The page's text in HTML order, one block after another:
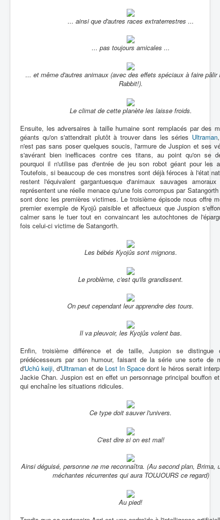
... ainsi que d'autres races extraterrestres ...
... pas toujours amicales ...
... et même d'autres animaux (avec des effets spéciaux à faire pâlir
Rabbit!).
Le climat de cette planète les laisse froids.
Ensuite, les adversaires à taille humaine sont remplacés par des
géants qu'on s'attendrait plutôt à trouver dans les séries Ultraman
n'est pas sans poser quelques soucis, l'armure de Juspion et ses
s'avérant bien inefficaces contre ces titans, au point qu'on se
pourquoi il n'utilise pas d'entrée de jeu son robot géant pour les
Toutefois, si beaucoup de ces monstres sont déjà féroces à l'état
restent l'équivalent gargantuesque d'animaux sauvages
représentent une réelle menace qu'une fois corrompus par
sont donc les premières victimes. Le troisième épisode nous offre
premier exemple de Kyojû paisible et affectueux que Juspion
calmer sans le tuer tout en convaincant les autochtones de
fois celui-ci victime de Satangorth.
Les bébés Kyojûs sont mignons.
Le problème, c'est qu'ils grandissent.
On peut cependant leur apprendre des tours.
Il va pleuvoir, les Kyojûs volent bas.
Enfin, troisième différence et de taille, Juspion se distingue
prédécesseurs par son humour, faisant de la série une sorte de
d'Uchû keiji, d'Ultraman et de Lost In Space dont le héros serait
Jackie Chan. Juspion est en effet un personnage principal bouffon
qui enchaîne les situations ridicules.
Ce type doit sauver l'univers.
C'est dire si on est mal!
Ainsi déguisé, personne ne me reconnaîtra. (Au second plan, Brima,
méchantes récurrentes qui aura TOUJOURS ce regard)
Au pied!